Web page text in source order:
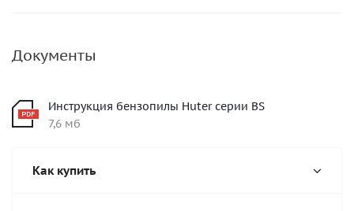
Документы
Инструкция бензопилы Huter серии BS
7,6 мб
Как купить